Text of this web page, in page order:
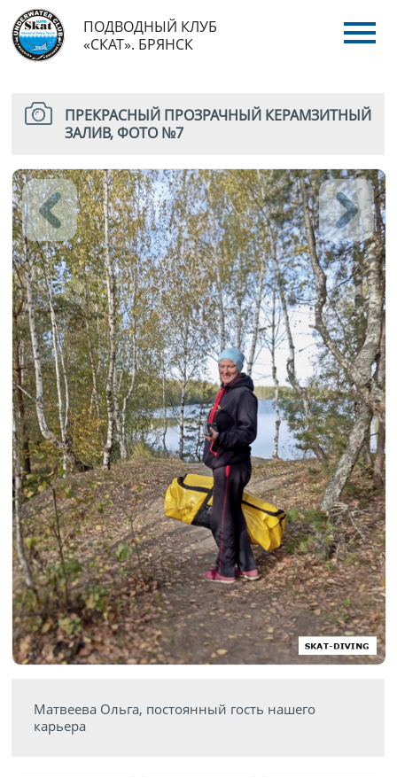
ПОДВОДНЫЙ КЛУБ
«СКАТ». БРЯНСК
ПРЕКРАСНЫЙ ПРОЗРАЧНЫЙ КЕРАМЗИТНЫЙ
ЗАЛИВ, ФОТО №7
Матвеева Ольга, постоянный гость нашего
карьера